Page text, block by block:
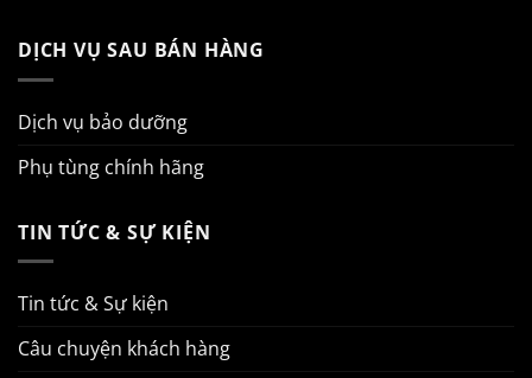
DỊCH VỤ SAU BÁN HÀNG
Dịch vụ bảo dưỡng
Phụ tùng chính hãng
TIN TỨC & SỰ KIỆN
Tin tức & Sự kiện
Câu chuyện khách hàng